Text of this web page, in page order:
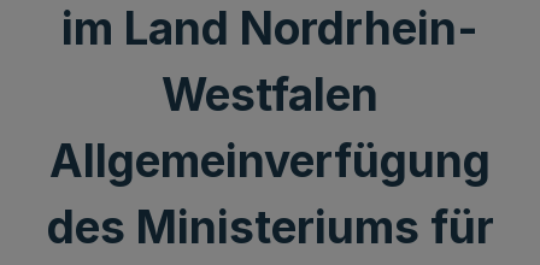
im Land Nordrhein-
Westfalen
Allgemeinverfügung
des Ministeriums für